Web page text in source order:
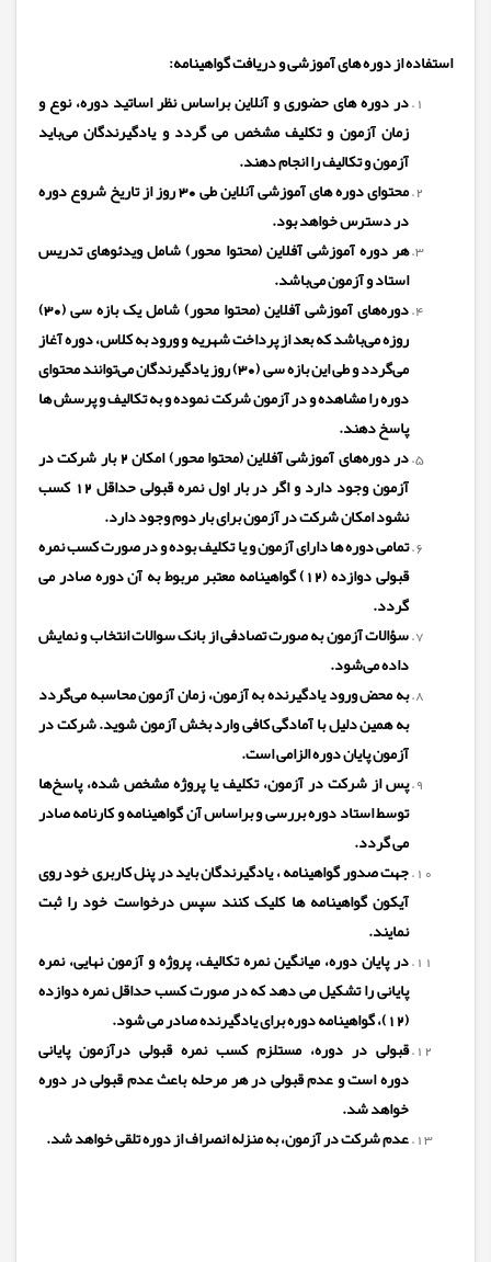
استفاده از دوره های آموزشی و دریافت گواهینامه:
دردوره های حضوری و آنلاینبراساس نظر اساتید دوره، نوع و
زمان آزمون و تکلیف مشخص می گردد و یادگیرندگان می‌باید
آزمون و تکالیف را انجام دهند.
محتوای دوره های آموزشی آنلاین طی 30 روز از تاریخ شروع دوره
در دسترس خواهد بود.
هر دوره آموزشی آفلاین (محتوا محور) شامل ویدئوهای تدریس
استاد و آزمون می‌باشد.
دوره‌های آموزشی آفلاین (محتوا محور) شامل یک بازه
سی (30)
روزهمی‌باشد کهبعد از پرداختشهریهو ورود به کلاس، دوره آغاز
می‌گردد و طی این بازه سی (30) روز یادگیرندگان می‌توانند محتوای
دوره را مشاهده و در آزمون شرکت نموده و به تکالیف و پرسش ها
پاسخ دهند.
در دوره‌های آموزشی آفلاین (محتوا محور) امکان 2 بار شرکت در
آزمون وجود دارد و اگر در بار اول نمره قبولی حداقل 12 کسب
نشود امکان شرکت در آزمون برای بار دوم وجود دارد.
تمامی دوره ها دارای آزمون و یا تکلیف بوده و در صورت کسب نمره
قبولی دوازده (12) گواهینامه معتبر مربوط به آن دوره صادر می
گردد.
سؤالات آزمون‌ به صورت تصادفی از بانک سوالات انتخاب و نمایش
داده می‌شود.
به محض ورود یادگیرنده به آزمون، زمان آزمون محاسبه می‌گردد
به همین دلیل با آمادگی کافی وارد بخش آزمون شوید.شرکت در
آزمون پایان دوره الزامی است.
پس از شرکت در آزمون، تکلیف یا پروژه مشخص شده، پاسخ‌ها
توسط استاد دوره بررسی و براساس آن گواهینامه و کارنامه صادر
می گردد.
جهت صدور گواهینامه ، یادگیرندگان باید در پنل کاربری خود روی
آیکون گواهینامه ها کلیک کنند سپس درخواست خود را ثبت
نمایند.
در پایان دوره،میانگین نمره تکالیف، پروژه و آزمون نهایی، نمره
پایانی را تشکیل می دهد که در صورت کسب حداقل نمره دوازده
(12)، گواهینامه دوره برای یادگیرنده صادر می شود.
قبولی در دوره، مستلزم کسب نمره قبولی درآزمون پایانی
دورهاست و عدم قبولی در هر مرحله باعث عدم قبولی در دوره
خواهد شد.
عدم شرکت در آزمون، به منزله انصراف از دوره تلقی خواهد شد.